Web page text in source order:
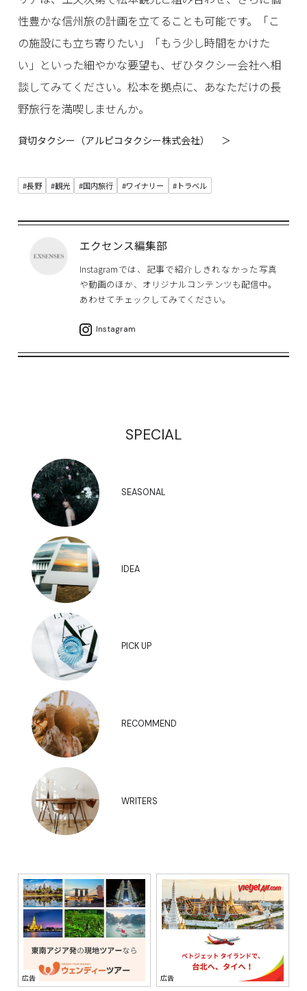
性豊かな信州旅の計画を立てることも可能です。「こ
の施設にも立ち寄りたい」「もう少し時間をかけた
い」といった細やかな要望も、ぜひタクシー会社へ相
談してみてください。松本を拠点に、あなただけの長
野旅行を満喫しませんか。
貸切タクシー（アルピコタクシー株式会社） ＞
#長野 #観光 #国内旅行 #ワイナリー #トラベル
エクセンス編集部
Instagramでは、記事で紹介しきれなかった写真
や動画のほか、オリジナルコンテンツも配信中。
あわせてチェックしてみてください。
Instagram
SPECIAL
SEASONAL
IDEA
PICK UP
RECOMMEND
WRITERS